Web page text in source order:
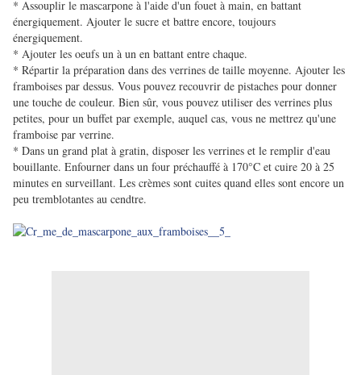
* Assouplir le mascarpone à l'aide d'un fouet à main, en battant
énergiquement. Ajouter le sucre et battre encore, toujours
énergiquement.
* Ajouter les oeufs un à un en battant entre chaque.
* Répartir la préparation dans des verrines de taille moyenne. Ajouter les
framboises par dessus. Vous pouvez recouvrir de pistaches pour donner
une touche de couleur. Bien sûr, vous pouvez utiliser des verrines plus
petites, pour un buffet par exemple, auquel cas, vous ne mettrez qu'une
framboise par verrine.
* Dans un grand plat à gratin, disposer les verrines et le remplir d'eau
bouillante. Enfourner dans un four préchauffé à 170°C et cuire 20 à 25
minutes en surveillant. Les crèmes sont cuites quand elles sont encore un
peu tremblotantes au cendtre.